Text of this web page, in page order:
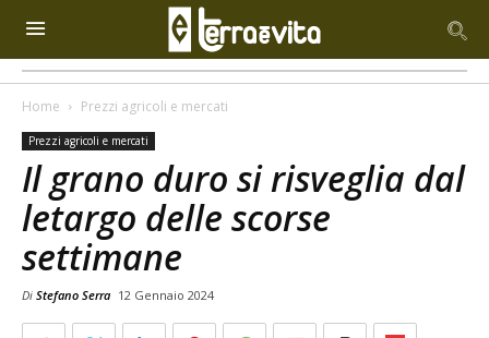
Home Prezzi agricoli e mercati
Prezzi agricoli e mercati
Il grano duro si risveglia dal
letargo delle scorse
settimane
Di Stefano Serra 12 Gennaio 2024